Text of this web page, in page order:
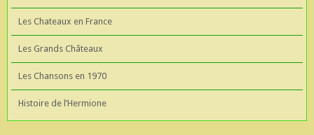
Les Chateaux en France
Les Grands Châteaux
Les Chansons en 1970
Histoire de l’Hermione